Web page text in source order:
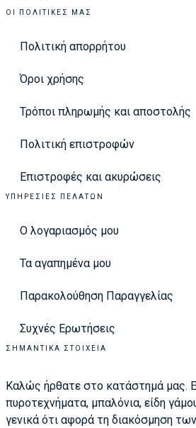
ΟΙ ΠΟΛΙΤΙΚΈΣ ΜΑΣ
Πολιτική απορρήτου
Όροι χρήσης
Τρόποι πληρωμής και αποστολής
Πολιτική επιστροφών
Επιστροφές και ακυρώσεις
ΥΠΗΡΕΣΊΕΣ ΠΕΛΑΤΏΝ
Ο λογαριασμός μου
Τα αγαπημένα μου
Παρακολούθηση Παραγγελίας
Συχνές Ερωτήσεις
ΣΗΜΑΝΤΙΚΆ ΣΤΟΙΧΕΊΑ
Καλώς ήρθατε στο κατάστημά μας.
πυροτεχνήματα, μπαλόνια, είδη
γενικά ότι αφορά τη διακόσμηση